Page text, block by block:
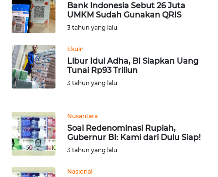
Bank Indonesia Sebut 26 Juta
UMKM Sudah Gunakan QRIS
3 tahun yang lalu
Ekuin
Libur Idul Adha, BI Siapkan Uang
Tunai Rp93 Triliun
3 tahun yang lalu
Nusantara
Soal Redenominasi Rupiah,
Gubernur BI: Kami dari Dulu Siap!
3 tahun yang lalu
Nasional
WN
BOGOR
WN
DEPOK
WN
TAPANULI
WN
SAMOSIR
PADANG